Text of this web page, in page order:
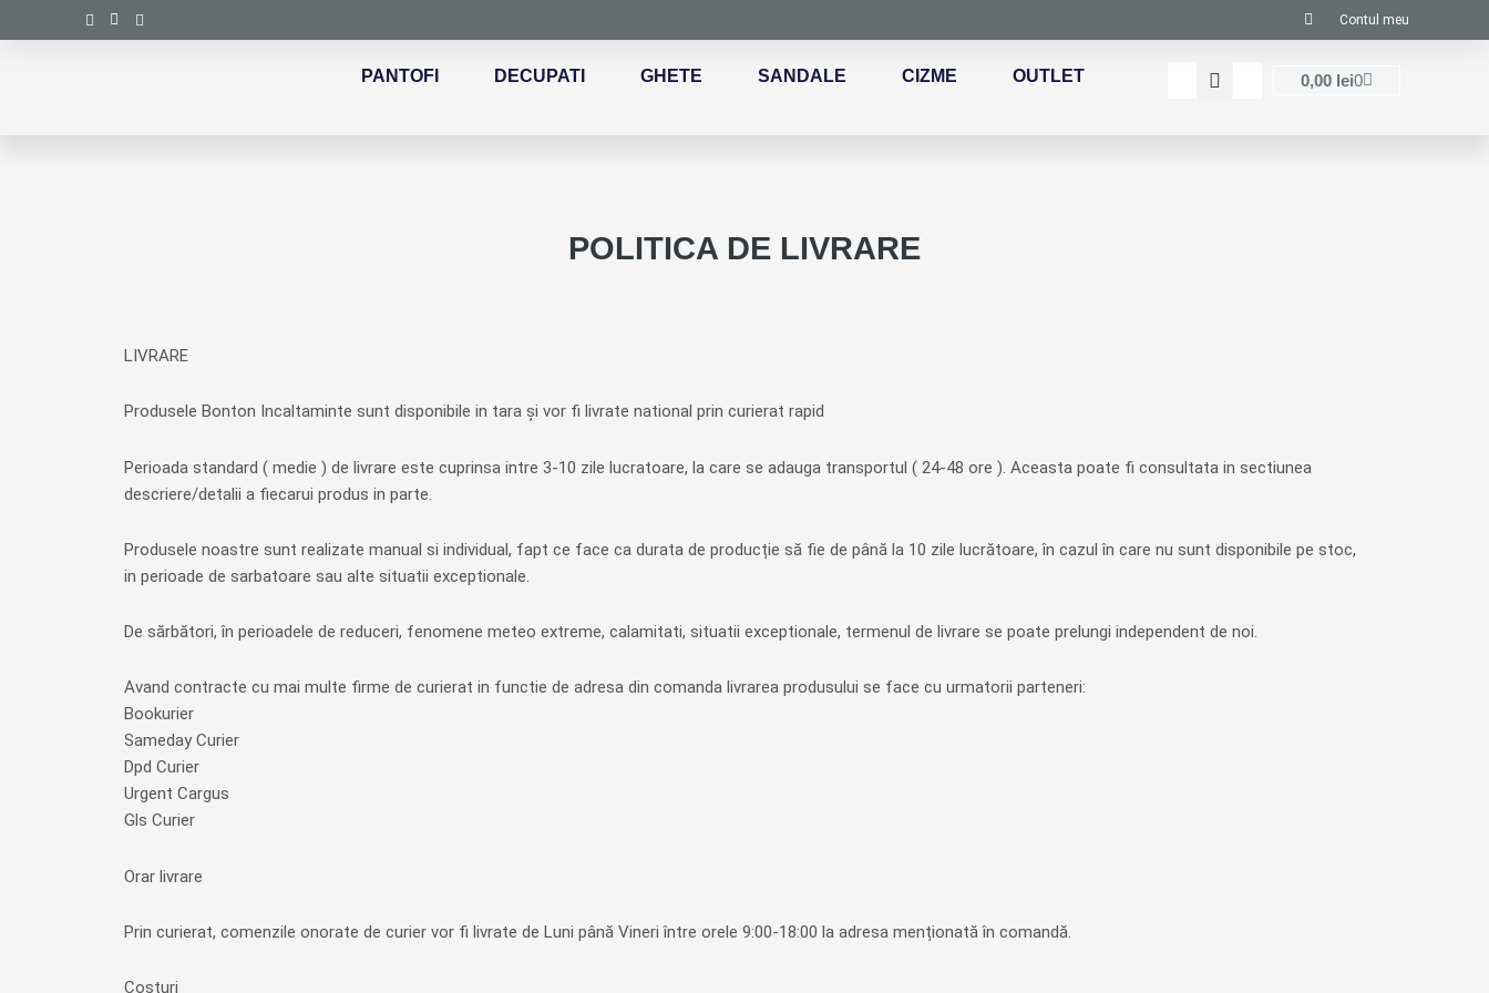
to
Contul meu
PANTOFI DECUPATI GHETE SANDALE CIZME OUTLET 0,00 lei0
Cart
POLITICA DE LIVRARE
LIVRARE
Produsele Bonton Incaltaminte sunt disponibile in tara și vor fi livrate national prin curierat rapid
Perioada standard ( medie ) de livrare este cuprinsa intre 3-10 zile lucratoare, la care se adauga transportul ( 24-48 ore ). Aceasta poate fi consultata in sectiunea
descriere/detalii a fiecarui produs in parte.
Produsele noastre sunt realizate manual si individual, fapt ce face ca durata de producție să fie de până la 10 zile lucrătoare, în cazul în care nu sunt disponibile pe stoc,
in perioade de sarbatoare sau alte situatii exceptionale.
De sărbători, în perioadele de reduceri, fenomene meteo extreme, calamitati, situatii exceptionale, termenul de livrare se poate prelungi independent de noi.
Avand contracte cu mai multe firme de curierat in functie de adresa din comanda livrarea produsului se face cu urmatorii parteneri:
Bookurier
Sameday Curier
Dpd Curier
Urgent Cargus
Gls Curier
Orar livrare
Prin curierat, comenzile onorate de curier vor fi livrate de Luni până Vineri între orele 9:00-18:00 la adresa menționată în comandă.
Costuri